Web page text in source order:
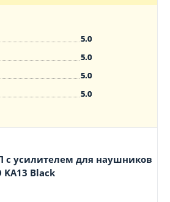
5.0
5.0
5.0
5.0
с усилителем для наушников
KA13 Black